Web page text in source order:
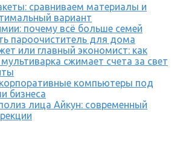
сравниваем материалы и
вариант
почему всё больше семей
пароочиститель для дома
или главный экономист: как
сжимает счета за свет
компьютеры под
бизнеса
лица Айкун: современный